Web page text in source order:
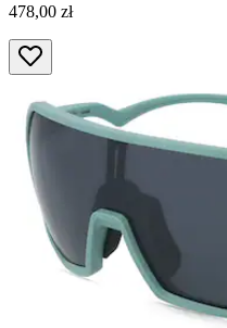
478,00 zł